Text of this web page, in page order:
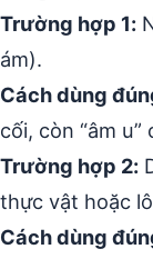
Trường hợp 1:
ám).
Cách dùng
cối, còn “âm
Trường hợp 2:
thực vật hoặc
Cách dùng